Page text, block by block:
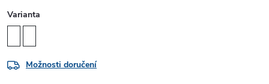
Varianta
Možnosti doručení